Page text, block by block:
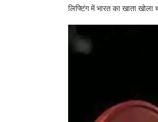
लिफ्टिंग में भारत का खाता खोला